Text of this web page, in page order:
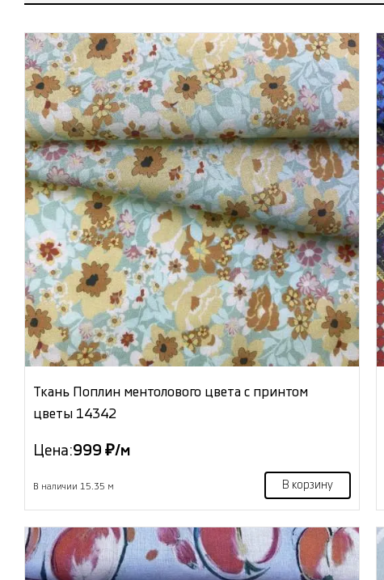
Ткань Поплин ментолового цвета с принтом
цветы 14342
Цена:999 ₽/м
В наличии 15.35 м В корзину